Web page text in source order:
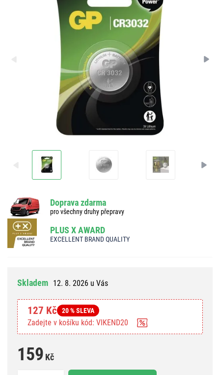
Doprava zdarma
pro všechny druhy přepravy
PLUS X AWARD
EXCELLENT BRAND QUALITY
Skladem 12. 8. 2026 u Vás
127 Kč 20 % SLEVA
Zadejte v košíku kód: VIKEND20
159 Kč